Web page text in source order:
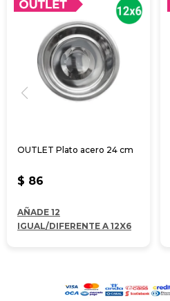
OUTLET Plato acero 24 cm
$ 86
AÑADE 12
IGUAL/DIFERENTE A 12X6